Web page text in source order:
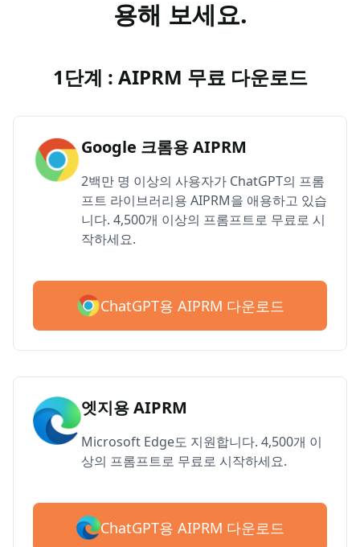
용해 보세요.
1단계 : AIPRM 무료 다운로드
Google 크롬용 AIPRM
2백만 명 이상의 사용자가 ChatGPT의 프롬
프트 라이브러리용 AIPRM을 애용하고 있습
니다. 4,500개 이상의 프롬프트로 무료로 시
작하세요.
ChatGPT용 AIPRM 다운로드
엣지용 AIPRM
Microsoft Edge도 지원합니다. 4,500개 이
상의 프롬프트로 무료로 시작하세요.
ChatGPT용 AIPRM 다운로드